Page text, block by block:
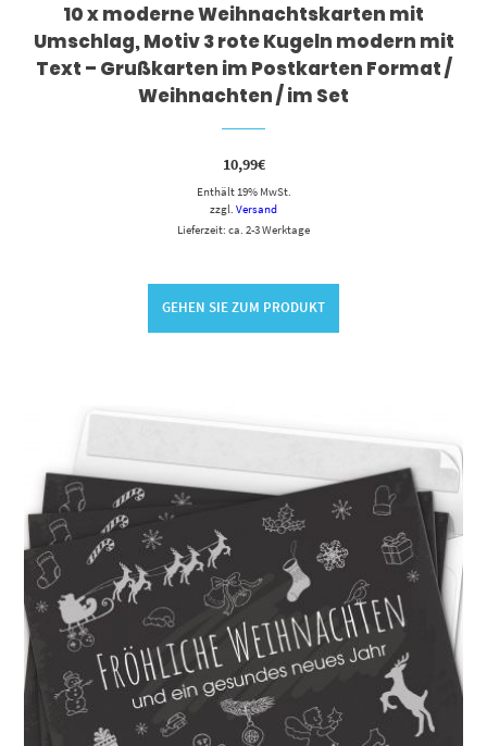
10 x moderne Weihnachtskarten mit
Umschlag, Motiv 3 rote Kugeln modern mit
Text – Grußkarten im Postkarten Format /
Weihnachten / im Set
10,99€
Enthält 19% MwSt.
zzgl. Versand
Lieferzeit: ca. 2-3 Werktage
GEHEN SIE ZUM PRODUKT